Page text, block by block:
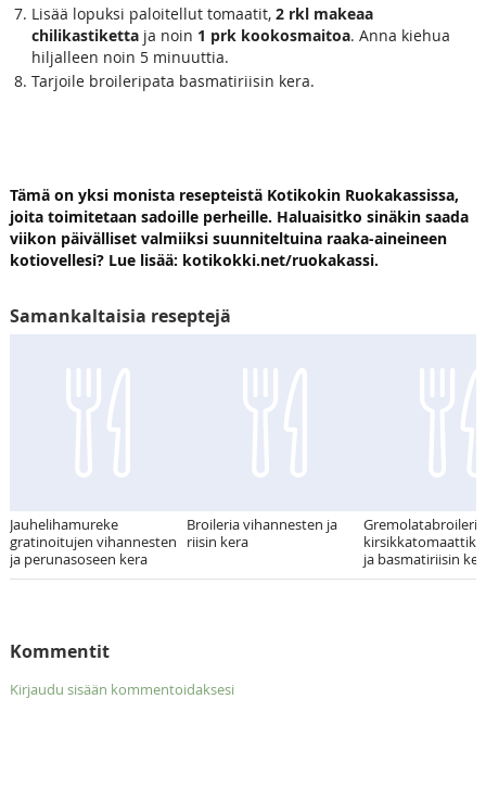
Lisää lopuksi paloitellut tomaatit, 2 rkl makeaa
chilikastiketta ja noin 1 prk kookosmaitoa. Anna kiehua
hiljalleen noin 5 minuuttia.
Tarjoile broileripata basmatiriisin kera.
Tämä on yksi monista resepteistä Kotikokin Ruokakassissa,
joita toimitetaan sadoille perheille. Haluaisitko sinäkin saada
viikon päivälliset valmiiksi suunniteltuina raaka-aineineen
kotiovellesi? Lue lisää: kotikokki.net/ruokakassi.
Samankaltaisia reseptejä
Jauhelihamureke
gratinoitujen vihannesten
ja perunasoseen kera
Broileria vihannesten ja
riisin kera
Gremolatabroileria
ja basmatiriisin
Kommentit
Kirjaudu sisään kommentoidaksesi